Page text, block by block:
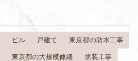
ビル 戸建て 東京都の防水工事
東京都の大規模修繕 塗装工事